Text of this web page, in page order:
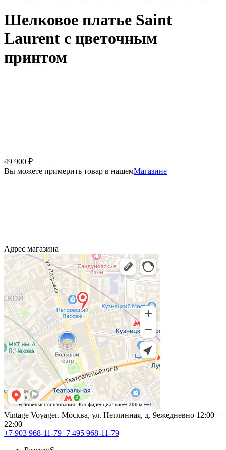
Шелковое платье Saint
Laurent с цветочным
принтом
49 900 ₽
Вы можете примерить товар в нашемМагазине
Адрес магазина
Vintage Voyageг. Москва, ул. Неглинная, д. 9ежедневно 12:00 –
22:00
+7 903 968-11-79+7 495 968-11-79